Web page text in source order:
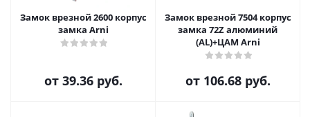
Замок врезной 2600 корпус
замка Arni
от 39.36 руб.
Замок врезной 7504 корпус
замка 72Z алюминий
(AL)+ЦАМ Arni
от 106.68 руб.